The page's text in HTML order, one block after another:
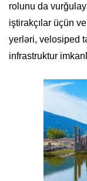
rolunu da
iştirakçılar üçün
yerləri, velosiped
infrastruktur